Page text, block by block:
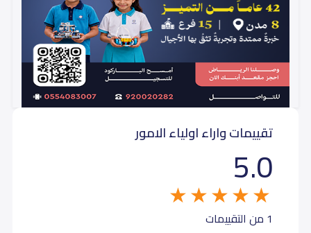
تقييمات واراء اولياء الامور
5.0
1 من التقييمات